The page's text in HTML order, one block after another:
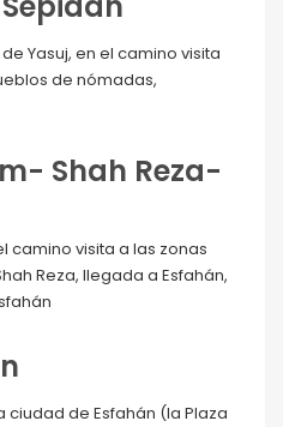
Yasuj, en el camino visita
de nómadas,
Shah Reza-
camino visita a las zonas
Reza, llegada a Esfahán,
ciudad de Esfahán (la Plaza